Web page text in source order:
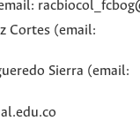
Cortes (email:
Sierra (email: